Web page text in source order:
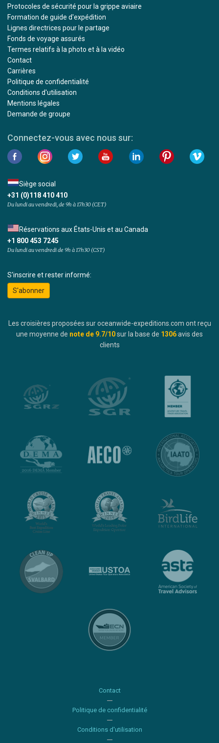
Protocoles de sécurité pour la grippe aviaire
Formation de guide d'expédition
Lignes directrices pour le partage
Fonds de voyage assurés
Termes relatifs à la photo et à la vidéo
Contact
Carrières
Politique de confidentialité
Conditions d'utilisation
Mentions légales
Demande de groupe
Connectez-vous avec nous sur:
Siège social
+31 (0)118 410 410
Du lundi au vendredi, de 9h à 17h30 (CET)
Réservations aux États-Unis et au Canada
+1 800 453 7245
Du lundi au vendredi de 9h à 17h30 (CST)
S'inscrire et rester informé:
S'abonner
Les croisières proposées sur oceanwide-expeditions.com ont reçu
une moyenne de note de 9.7/10sur la base de 1306avis des
clients
Contact
Politique de confidentialité
Conditions d'utilisation